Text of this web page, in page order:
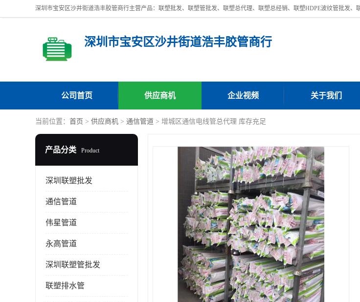
深圳市宝安区沙井街道浩丰胶管商行
公司首页 供应商机 企业视频 关于我们
当前位置： 首页 > 供应商机 > 通信管道 > 增城区通信电线管总代理 库存充足
产品分类 Product
深圳联塑批发
通信管道
伟星管道
永高管道
深圳联塑管批发
联塑排水管